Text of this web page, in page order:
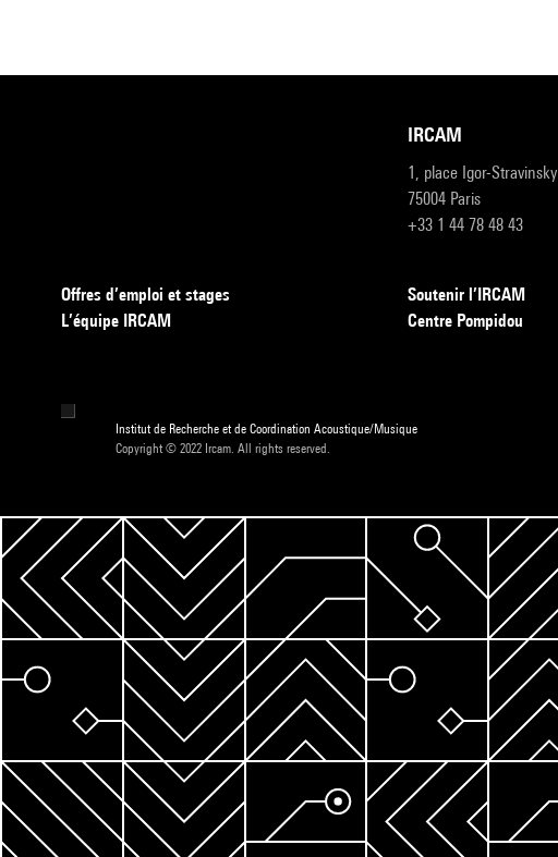
IRCAM
1, place Igor-Stravinsky
75004 Paris
+33 1 44 78 48 43
Offres d’emploi et stages
L’équipe IRCAM
Soutenir l’IRCAM
Centre Pompidou
Institut de Recherche et de Coordination Acoustique/Musique
Copyright © 2022 Ircam. All rights reserved.